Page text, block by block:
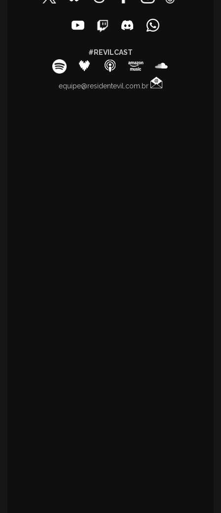
#REVILCAST
equipe@residentevil.com.br